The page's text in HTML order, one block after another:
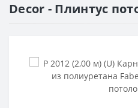
Decor - Плинтус